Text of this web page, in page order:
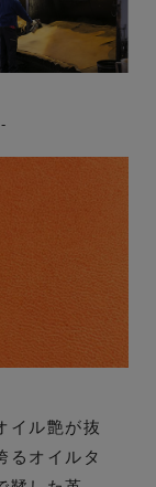
イル艶が抜
るオイルタ